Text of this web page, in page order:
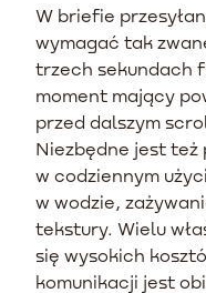
W briefie
wymagać tak
trzech sekundach
moment mający
przed dalszym
Niezbędne jest też
w codziennym
w wodzie,
tekstury. Wielu
się wysokich
komunikacji jest